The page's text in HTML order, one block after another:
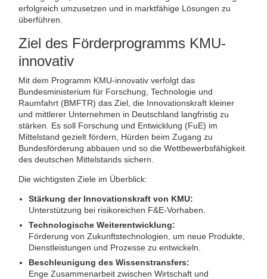
erfolgreich umzusetzen und in marktfähige Lösungen zu
überführen.
Ziel des Förderprogramms KMU-
innovativ
Mit dem Programm KMU-innovativ verfolgt das
Bundesministerium für Forschung, Technologie und
Raumfahrt (BMFTR) das Ziel, die Innovationskraft kleiner
und mittlerer Unternehmen in Deutschland langfristig zu
stärken. Es soll Forschung und Entwicklung (FuE) im
Mittelstand gezielt fördern, Hürden beim Zugang zu
Bundesförderung abbauen und so die Wettbewerbsfähigkeit
des deutschen Mittelstands sichern.
Die wichtigsten Ziele im Überblick:
Stärkung der Innovationskraft von KMU:
Unterstützung bei risikoreichen F&E-Vorhaben.
Technologische Weiterentwicklung:
Förderung von Zukunftstechnologien, um neue Produkte,
Dienstleistungen und Prozesse zu entwickeln.
Beschleunigung des Wissenstransfers:
Enge Zusammenarbeit zwischen Wirtschaft und